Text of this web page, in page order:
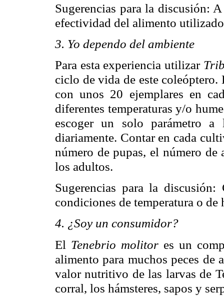
Sugerencias para la discusión:
efectividad del alimento
3. Yo dependo del ambiente
Para esta experiencia utilizar
ciclo de vida de este
con unos 20 ejemplares en
diferentes temperaturas y/o
escoger un solo parámetro a
diariamente. Contar en cada
número de pupas, el número de
los adultos.
Sugerencias para la discusión:
condiciones de temperatura o de
4. ¿Soy un consumidor?
El Tenebrio molitor es un
alimento para muchos peces de
valor nutritivo de las larvas de
corral, los hámsteres, sapos y